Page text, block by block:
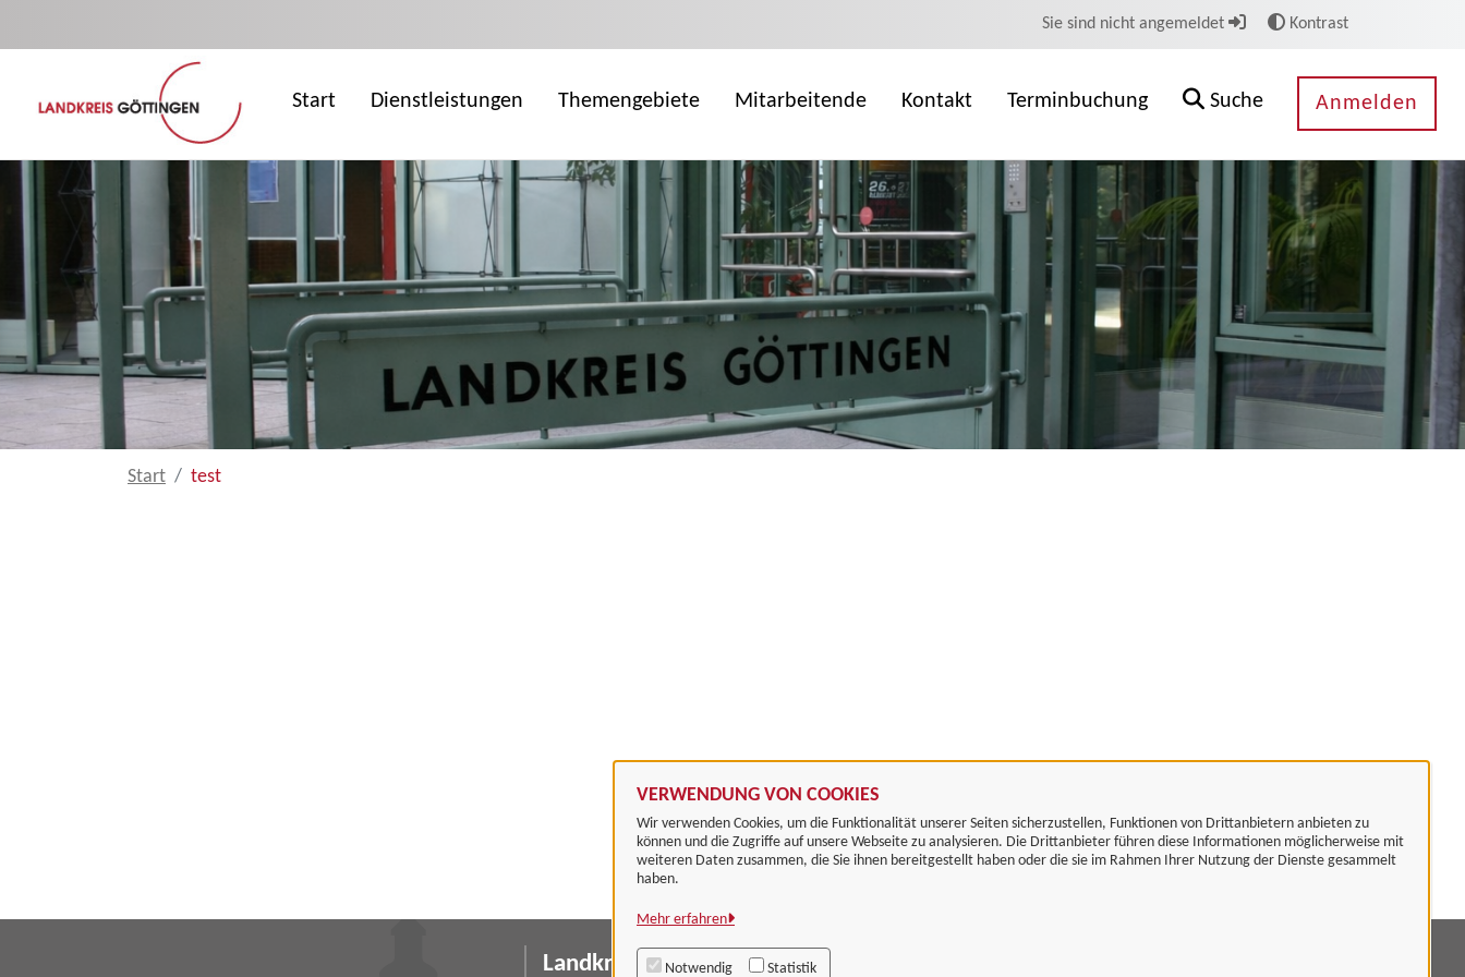
VERWENDUNG VON COOKIES
Wir verwenden Cookies, um die Funktionalität unserer Seiten sicherzustellen, Funktionen von Drittanbietern anbieten zu
können und die Zugriffe auf unsere Webseite zu analysieren. Die Drittanbieter führen diese Informationen möglicherweise mit
weiteren Daten zusammen, die Sie ihnen bereitgestellt haben oder die sie im Rahmen Ihrer Nutzung der Dienste gesammelt
haben.
Mehr erfahren
Notwendig Statistik
Sie sind nicht angemeldet Kontrast
Start Dienstleistungen Themengebiete Mitarbeitende Kontakt Terminbuchung Suche Anmelden
Start test
Landkreis Göttingen